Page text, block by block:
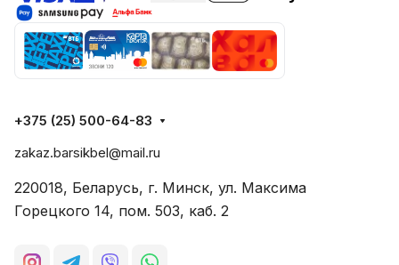
+375 (25) 500-64-83
zakaz.barsikbel@mail.ru
220018, Беларусь, г. Минск, ул. Максима
Горецкого 14, пом. 503, каб. 2